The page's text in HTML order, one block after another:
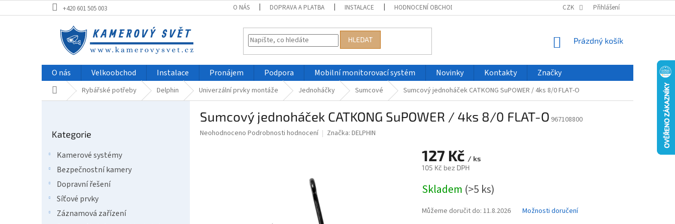
na
+420 601 505 003 O NÁS DOPRAVA A PLATBA INSTALACE HODNOCENÍ OBCHODU VELKOOBCHOD ČASTO KLADENÉ DOTAZY
CZK Přihlášení
HLEDAT
NÁKUPNÍ
Prázdný košík
O nás Velkoobchod Instalace Pronájem Podpora Mobilní monitorovací systém Novinky Kontakty Značky
Domů Rybářské potřeby Delphin Univerzální prvky montáže Jednoháčky Sumcové Sumcový jednoháček CATKONG SuPOWER / 4ks 8/0 FLAT-O
kategorie
Kategorie
Kamerové systémy
Bezpečnostní kamery
Dopravní řešení
Síťové prvky
Záznamová zařízení
Sumcový jednoháček CATKONG SuPOWER / 4ks 8/0 FLAT-O 967108800
Průměrné
Neohodnoceno Podrobnosti hodnocení Značka: DELPHIN
127 Kč / ks
105 Kč bez DPH
cena:
Skladem (>5 ks)
Můžeme doručit do: 11.8.2026 Možnosti doručení